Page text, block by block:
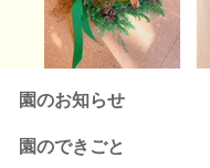
園のお知らせ
園のできごと